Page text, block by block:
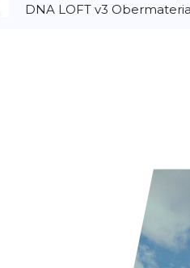
DNA LOFT v3
Der Brooks Glycerin Max
Herren-Neutrallaufschuh,
Dämpfung mit
kombiniert. Er wurde für